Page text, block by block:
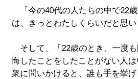
「今の40代の人たちの中で22
は、きっとわたしくらいだと思い
そして、「22歳のとき、一度
悔したことをしたことがない人
衆に問いかけると、誰も手を挙げ